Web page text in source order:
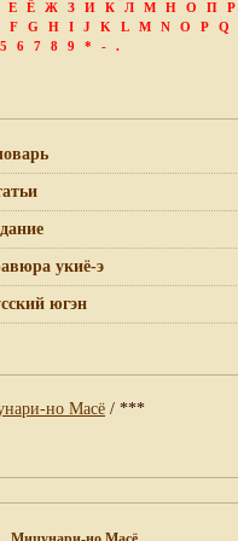
Е Ё Ж З И К Л М Н О П Р
F G H I J K L M N O P Q
5 6 7 8 9 * - .
укиё-э
югэн
но Масё / ***